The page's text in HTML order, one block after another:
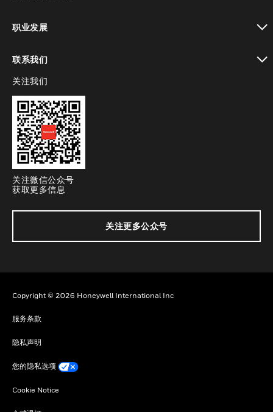
职业发展
联系我们
toggle view
关注我们
关注微信公众号
获取更多信息
关注更多公众号
Copyright © 2026 Honeywell International Inc
服务条款
隐私声明
您的隐私选项
Cookie Notice